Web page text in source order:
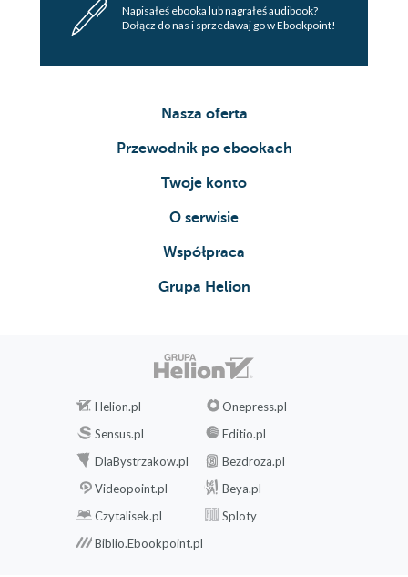
Napisałeś ebooka lub nagrałeś audibook?
Dołącz do nas i sprzedawaj go w Ebookpoint!
Nasza oferta
Przewodnik po ebookach
Twoje konto
O serwisie
Współpraca
Grupa Helion
Helion.pl
Onepress.pl
Sensus.pl
Editio.pl
DlaBystrzakow.pl
Bezdroza.pl
Videopoint.pl
Beya.pl
Czytalisek.pl
Sploty
Biblio.Ebookpoint.pl